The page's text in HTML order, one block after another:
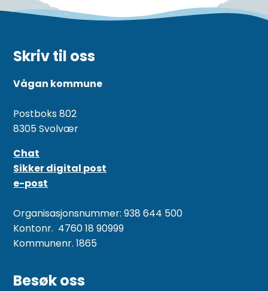
Skriv til oss
Vågan kommune
Postboks 802
8305 Svolvær
Chat
Sikker digital post
e-post
Organisasjonsnummer: 938 644 500
Kontonr. 4760 18 90999
Kommunenr. 1865
Besøk oss